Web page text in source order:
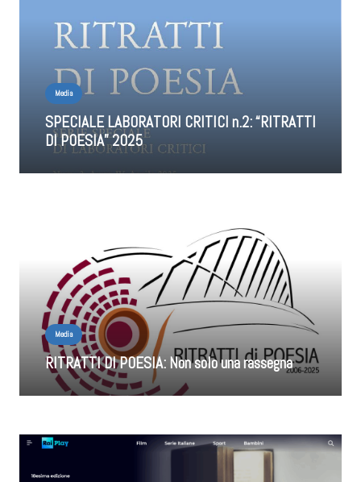
Media
SPECIALE LABORATORI CRITICI n.2: “RITRATTI
DI POESIA” 2025
Media
RITRATTI DI POESIA: Non solo una rassegna